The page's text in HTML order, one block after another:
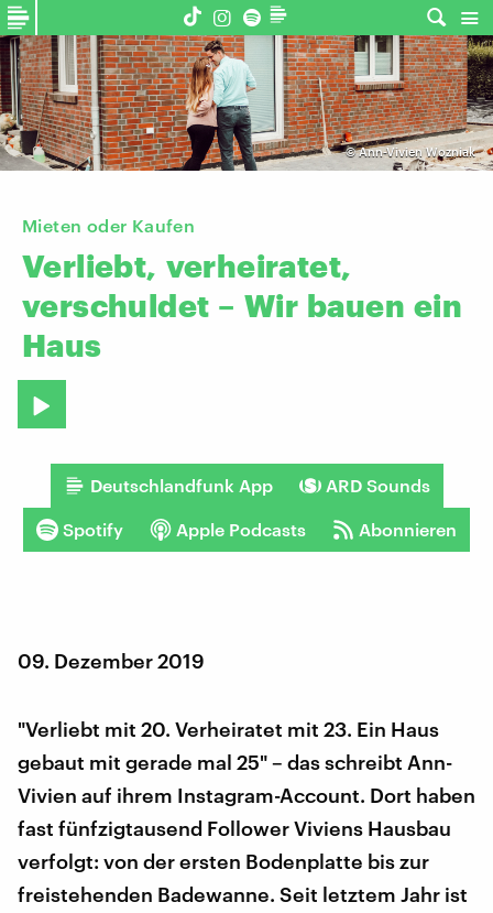
©Ann-Vivien Wozniak
Mieten oder Kaufen
Verliebt, verheiratet,
verschuldet – Wir bauen ein
Haus
Deutschlandfunk App ARD Sounds
Spotify Apple Podcasts Abonnieren
09. Dezember 2019
"Verliebt mit 20. Verheiratet mit 23. Ein Haus
gebaut mit gerade mal 25" – das schreibt Ann-
Vivien auf ihrem Instagram-Account. Dort haben
fast fünfzigtausend Follower Viviens Hausbau
verfolgt: von der ersten Bodenplatte bis zur
freistehenden Badewanne. Seit letztem Jahr ist